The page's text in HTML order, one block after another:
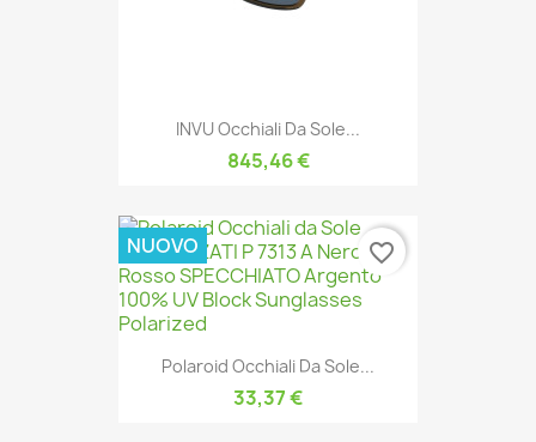
INVU Occhiali Da Sole...
845,46 €
Polaroid Occhiali Da Sole...
33,37 €
NUOVO favorite_border